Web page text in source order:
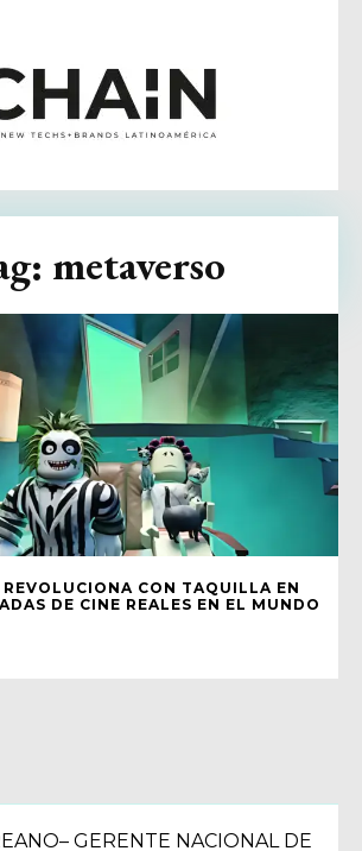
CON TAQUILLA EN
DE CINE REALES EN EL MUNDO
metaverso
GERENTE NACIONAL DE